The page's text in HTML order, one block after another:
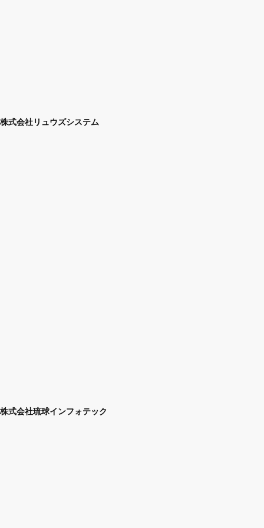
株式会社リュウズシステム
株式会社琉球インフォテック